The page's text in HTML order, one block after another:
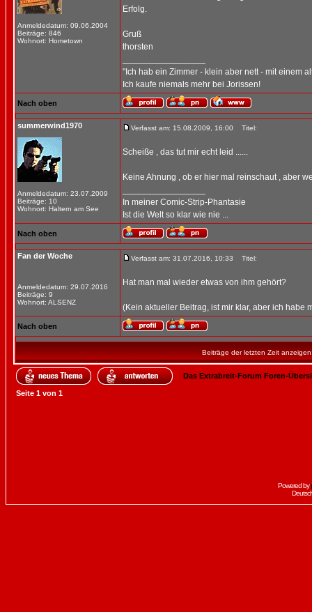
Anmeldedatum: 09.06.2004
Beiträge: 846
Wohnort: Hometown
Erfolg.
Gruß
thorsten
"Ich hab ein Zimmer - klein aber nett - mit einem
Ich kaufe niemals mehr bei Jorissen!
Nach oben
summerwind1970
Anmeldedatum: 23.07.2009
Beiträge: 10
Wohnort: Haltern am See
Verfasst am: 15.08.2009, 16:00 Titel:
Scheiße , das tut mir echt leid ......
Keine Ahnung , ob er hier mal reinschaut , aber
In meiner Comic-Strip-Phantasie
Ist die Welt so klar wie nie ...
Nach oben
Fan der Woche
Anmeldedatum: 29.07.2016
Beiträge: 9
Wohnort: ALSENZ
Verfasst am: 31.07.2016, 10:33 Titel:
Hat man mal wieder etwas von ihm gehört?
(Kein aktueller Beitrag, ist mir klar, aber ich habe
Nach oben
Beiträge der letzten Zeit
Das Extrabreit-Forum Foren-
Seite 1 von 1
Powered by